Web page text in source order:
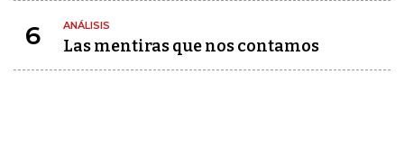
6 ANÁLISIS
Las mentiras que nos contamos